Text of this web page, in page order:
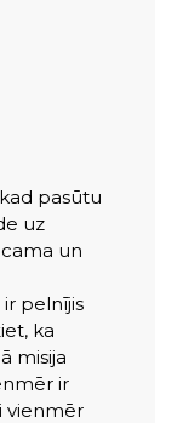
pasūtu
uz
un
pelnījis
ka
misija
ir
vienmēr